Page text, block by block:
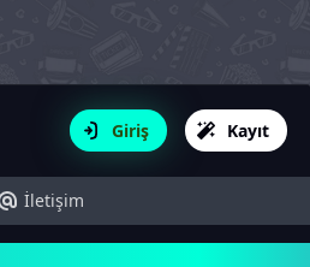
Giriş Kayıt
İletişim